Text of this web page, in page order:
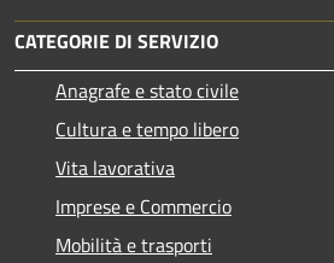
CATEGORIE DI SERVIZIO
Anagrafe e stato civile
Cultura e tempo libero
Vita lavorativa
Imprese e Commercio
Mobilità e trasporti